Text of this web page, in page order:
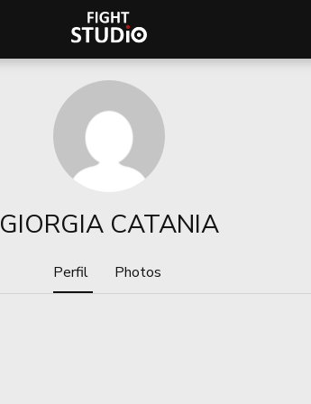
GIORGIA CATANIA
Perfil Photos